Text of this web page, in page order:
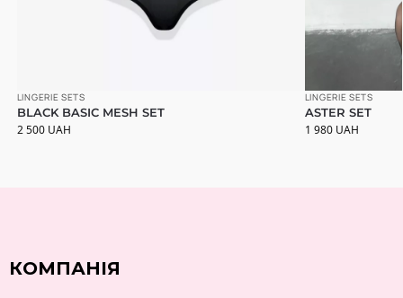
LINGERIE SETS
BLACK BASIC MESH SET
2 500 UAH
LINGERIE SETS
ASTER SET
1 980 UAH
КОМПАНІЯ